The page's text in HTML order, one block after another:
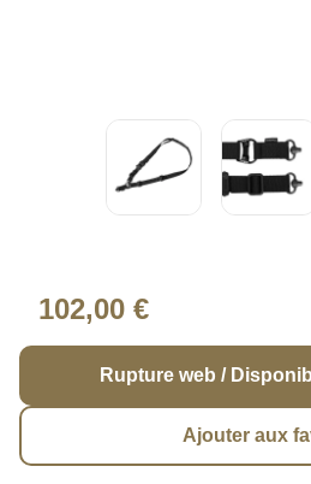
102,00 €
Rupture web /
Ajouter aux